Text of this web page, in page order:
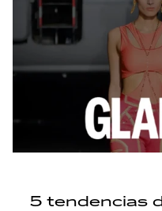
5 tendencias